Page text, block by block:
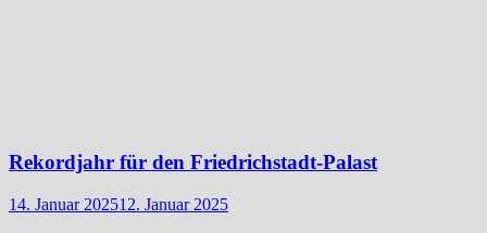
Rekordjahr für den Friedrichstadt-Palast
14. Januar 202512. Januar 2025